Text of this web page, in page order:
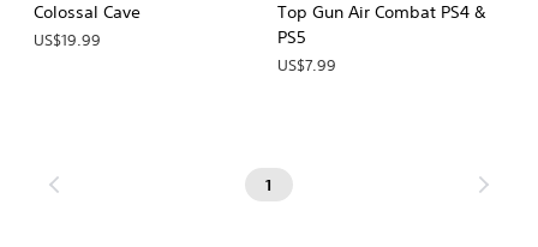
Colossal Cave
US$19.99
Top Gun Air Combat PS4 &
PS5
US$7.99
1